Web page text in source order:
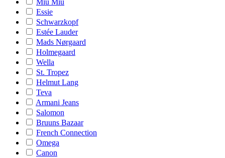
Miu Miu
Essie
Schwarzkopf
Estée Lauder
Mads Nørgaard
Holmegaard
Wella
St. Tropez
Helmut Lang
Teva
Armani Jeans
Salomon
Bruuns Bazaar
French Connection
Omega
Canon